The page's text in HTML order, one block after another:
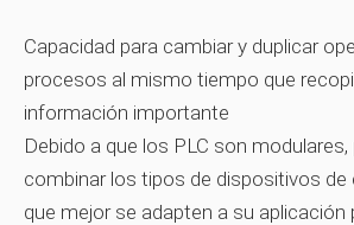
Capacidad para cambiar y duplicar
procesos al mismo tiempo que
información importante
Debido a que los PLC son
combinar los tipos de dispositivos de
que mejor se adapten a su aplicación